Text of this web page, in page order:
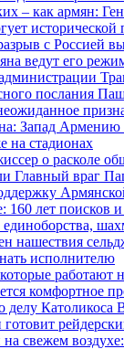
– как армян:
с Россией
ведут его
послания
Запад Армению
на стадионах
о расколе
Главный враг
лет поисков
нашествия
исполнителю
работают
комфортное
Католикоса
свежем